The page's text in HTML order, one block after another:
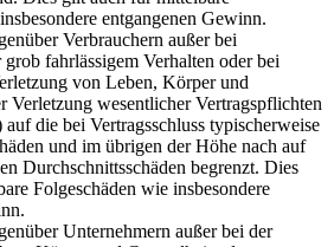
entgangenen Gewinn.
Verbrauchern außer bei
fahrlässigem Verhalten oder bei
von Leben, Körper und
Verletzung wesentlicher Vertragspflichten
die bei Vertragsschluss typischerweise
und im übrigen der Höhe nach auf
Durchschnittsschäden begrenzt. Dies
Folgeschäden wie insbesondere
Unternehmern außer bei der